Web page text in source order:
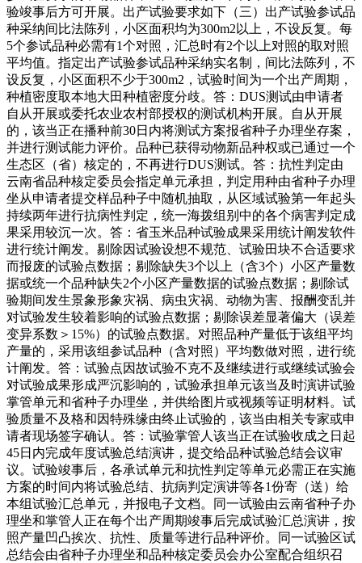
验竣事后方可开展。出产试验要求如下（三）出产试验参试品
种采纳间比法陈列，小区面积均为300m2以上，不设反复。每
5个参试品种必需有1个对照，汇总时有2个以上对照的取对照
平均值。指定出产试验参试品种采纳实名制，间比法陈列，不
设反复，小区面积不少于300m2，试验时间为一个出产周期，
种植密度取本地大田种植密度分歧。答：DUS测试由申请者
自从开展或委托农业农村部授权的测试机构开展。自从开展
的，该当正在播种前30日内将测试方案报省种子办理坐存案，
并进行测试能力评价。品种已获得动物新品种权或已通过一个
生态区（省）核定的，不再进行DUS测试。答：抗性判定由
云南省品种核定委员会指定单元承担，判定用种由省种子办理
坐从申请者提交样品种子中随机抽取，从区域试验第一年起头
持续两年进行抗病性判定，统一海拨组别中的各个病害判定成
果采用较沉一次。答：省玉米品种试验成果采用统计阐发软件
进行统计阐发。剔除因试验设想不规范、试验田块不合适要求
而报废的试验点数据；剔除缺失3个以上（含3个）小区产量数
据或统一个品种缺失2个小区产量数据的试验点数据；剔除试
验期间发生景象形象灾祸、病虫灾祸、动物为害、报酬变乱并
对试验发生较着影响的试验点数据；剔除误差显著偏大（误差
变异系数＞15%）的试验点数据。对照品种产量低于该组平均
产量的，采用该组参试品种（含对照）平均数做对照，进行统
计阐发。答：试验点因故试验不克不及继续进行或继续试验会
对试验成果形成严沉影响的，试验承担单元该当及时演讲试验
掌管单元和省种子办理坐，并供给图片或视频等证明材料。试
验质量不及格和因特殊缘由终止试验的，该当由相关专家或申
请者现场签字确认。答：试验掌管人该当正在试验收成之日起
45日内完成年度试验总结演讲，提交给品种试验总结会议审
议。试验竣事后，各承试单元和抗性判定等单元必需正在实施
方案的时间内将试验总结、抗病判定演讲等各1份寄（送）给
本组试验汇总单元，并报电子文档。同一试验由云南省种子办
理坐和掌管人正在每个出产周期竣事后完成试验汇总演讲，按
照产量凹凸挨次、抗性、质量等进行品种评价。同一试验区试
总结会由省种子办理坐和品种核定委员会办公室配合组织召